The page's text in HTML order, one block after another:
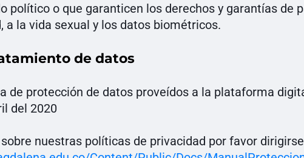
político o que garanticen los derechos y garantías
a la vida sexual y los datos biométricos.
de datos
de protección de datos proveídos a la plataforma
del 2020
nuestras políticas de privacidad por favor